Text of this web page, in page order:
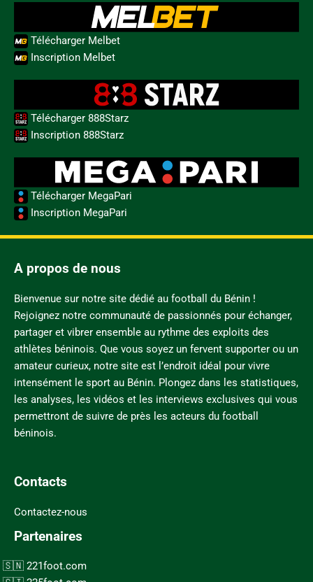
Télécharger Melbet
Inscription Melbet
Télécharger 888Starz
Inscription 888Starz
Télécharger MegaPari
Inscription MegaPari
A propos de nous
Bienvenue sur notre site dédié au football du Bénin !
Rejoignez notre communauté de passionnés pour échanger,
partager et vibrer ensemble au rythme des exploits des
athlètes béninois. Que vous soyez un fervent supporter ou un
amateur curieux, notre site est l’endroit idéal pour vivre
intensément le sport au Bénin. Plongez dans les statistiques,
les analyses, les vidéos et les interviews exclusives qui vous
permettront de suivre de près les acteurs du football
béninois.
Contacts
Contactez-nous
Partenaires
221foot.com